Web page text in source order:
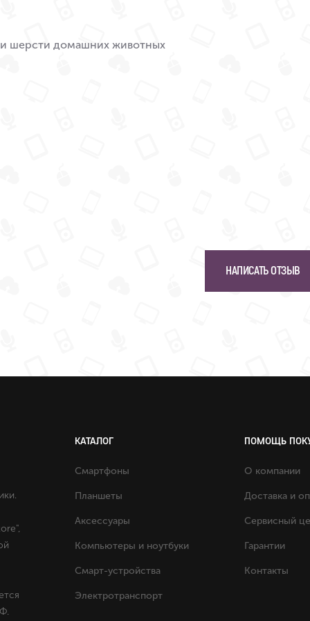
шерсти домашних животных
НАПИСАТЬ ОТЗЫВ
КАТАЛОГ
Смартфоны
Планшеты
Аксессуары
Компьютеры и ноутбуки
Смарт-устройства
Электротранспорт
ПОМОЩЬ
О компании
Доставка и
Сервисный
Гарантии
Контакты